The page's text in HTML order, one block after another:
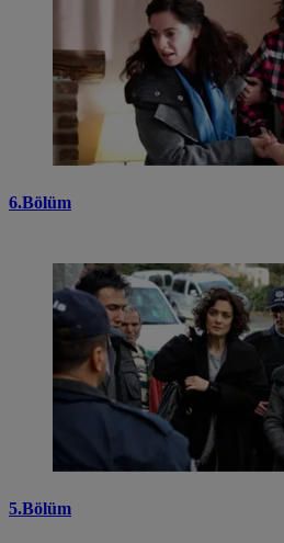
6.Bölüm
5.Bölüm